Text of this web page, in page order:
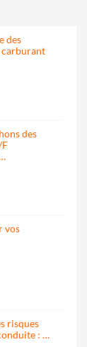
des
carburant
des
vos
risques
: …